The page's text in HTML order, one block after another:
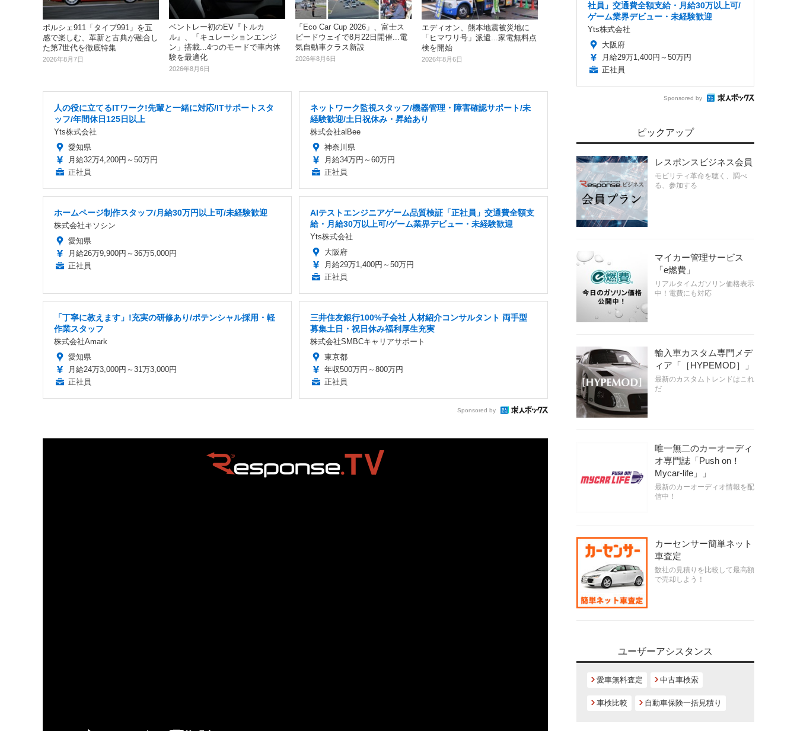
ポルシェ911「タイプ991」を五
感で楽しむ、革新と古典が融合し
た第7世代を徹底特集
2026年8月7日
ベントレー初のEV『トルカ
ル』、「キュレーションエンジ
ン」搭載...4つのモードで車内体
験を最適化
2026年8月6日
「Eco Car Cup 2026」、富士ス
ピードウェイで8月22日開催...電
気自動車クラス新設
2026年8月6日
エディオン、熊本地震被災地に
「ヒマワリ号」派遣...家電無料点
検を開始
2026年8月6日
人の役に立てるITワーク!先輩と一緒に対応/ITサポートスタ
ッフ/年間休日125日以上
Yts株式会社
愛知県
月給32万4,200円～50万円
正社員
ネットワーク監視スタッフ/機器管理・障害確認サポート/未
経験歓迎/土日祝休み・昇給あり
株式会社alBee
神奈川県
月給34万円～60万円
正社員
ホームページ制作スタッフ/月給30万円以上可/未経験歓迎
株式会社キソシン
愛知県
月給26万9,900円～36万5,000円
正社員
AIテストエンジニアゲーム品質検証「正社員」交通費全額支
給・月給30万以上可/ゲーム業界デビュー・未経験歓迎
Yts株式会社
大阪府
月給29万1,400円～50万円
正社員
「丁寧に教えます」!充実の研修あり/ポテンシャル採用・軽
作業スタッフ
株式会社Amark
愛知県
月給24万3,000円～31万3,000円
正社員
三井住友銀行100%子会社 人材紹介コンサルタント 両手型
募集土日・祝日休み福利厚生充実
株式会社SMBCキャリアサポート
東京都
年収500万円～800万円
正社員
Sponsored by
社員」交通費全額支給・月給30万以上可/
ゲーム業界デビュー・未経験歓迎
Yts株式会社
大阪府
月給29万1,400円～50万円
正社員
Sponsored by
ピックアップ
レスポンスビジネス会員
モビリティ革命を聴く、調べ
る、参加する
マイカー管理サービス
「e燃費」
リアルタイムガソリン価格表示
中！電費にも対応
輸入車カスタム専門メデ
ィア「［HYPEMOD］」
最新のカスタムトレンドはこれ
だ
唯一無二のカーオーディ
オ専門誌「Push on！
Mycar-life」」
最新のカーオーディオ情報を配
信中！
カーセンサー簡単ネット
車査定
数社の見積りを比較して最高額
で売却しよう！
ユーザーアシスタンス
愛車無料査定 中古車検索
車検比較 自動車保険一括見積り